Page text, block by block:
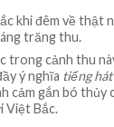
khi đêm về thật
trăng thu.
trong cảnh thu
ý nghĩa tiếng
cảm gắn bó thủy
Việt Bắc.